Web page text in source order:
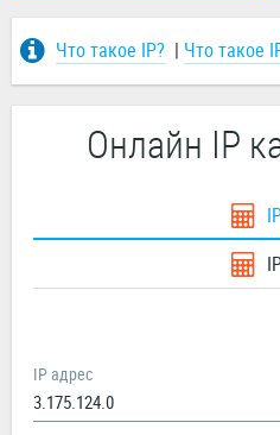
Что такое IP? | Что такое
Онлайн IP
IP адрес